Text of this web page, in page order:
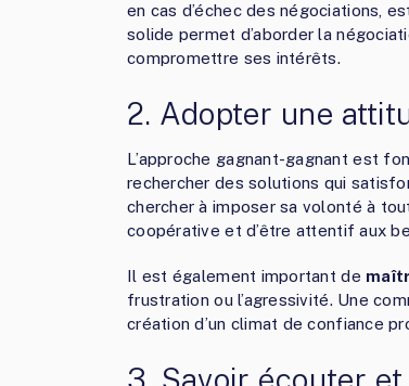
en cas d’échec des négociations,
solide permet d’aborder la
compromettre ses intérêts.
2. Adopter une
L’approche gagnant-gagnant est
rechercher des solutions qui
chercher à imposer sa volonté à
coopérative et d’être attentif aux
Il est également important de
frustration ou l’agressivité. Une
création d’un climat de confiance